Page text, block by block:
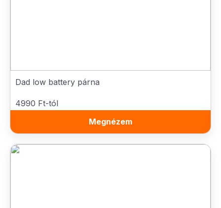
Dad low battery párna
4990 Ft-tól
Megnézem